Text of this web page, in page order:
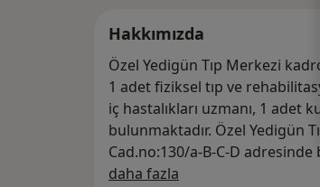
Hakkımızda
Özel Yedigün Tıp Merkezi
1 adet fiziksel tıp ve
iç hastalıkları uzmanı, 1 adet
bulunmaktadır. Özel Yedigün
Cad.no:130/a-B-C-
daha fazla